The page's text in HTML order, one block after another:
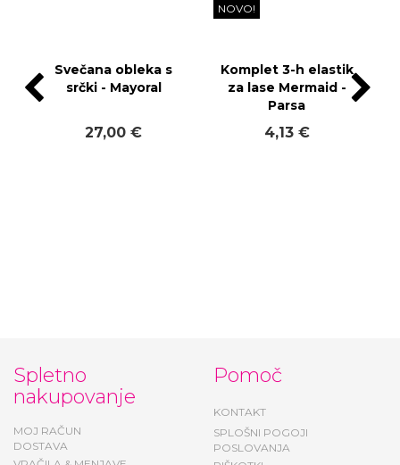
NOVO!
Spletno
nakupovanje
MOJ RAČUN
DOSTAVA
Pomoč
KONTAKT
SPLOŠNI POGOJI
POSLOVANJA